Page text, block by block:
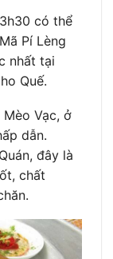
có thể
Pí Lèng
nhất tại
Quế.
Vạc, ở
dẫn.
đây là
chất